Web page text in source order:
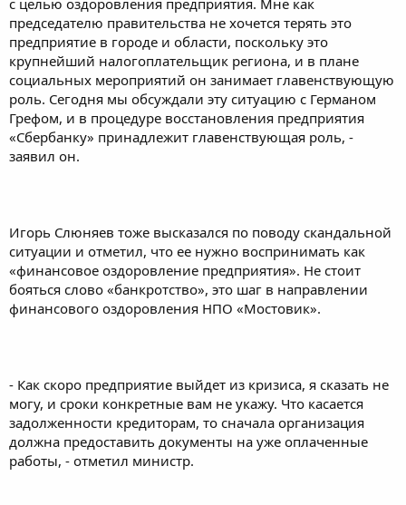
председателю правительства не хочется терять это
предприятие в городе и области, поскольку это
крупнейший налогоплательщик региона, и в плане
социальных мероприятий он занимает главенствующую
роль. Сегодня мы обсуждали эту ситуацию с Германом
Грефом, и в процедуре восстановления предприятия
«Сбербанку» принадлежит главенствующая роль, -
заявил он.
Игорь Слюняев тоже высказался по поводу скандальной
ситуации и отметил, что ее нужно воспринимать как
«финансовое оздоровление предприятия». Не стоит
бояться слово «банкротство», это шаг в направлении
финансового оздоровления НПО «Мостовик».
- Как скоро предприятие выйдет из кризиса, я сказать не
могу, и сроки конкретные вам не укажу. Что касается
задолженности кредиторам, то сначала организация
должна предоставить документы на уже оплаченные
работы, - отметил министр.